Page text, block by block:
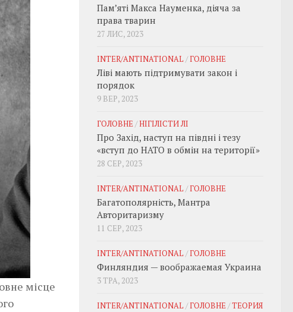
місце
Пам’яті Макса Науменка, діяча за
права тварин
27 ЛИС, 2023
INTER/ANTINATIONAL/ГОЛОВНЕ
Ліві мають підтримувати закон і
порядок
9 ВЕР, 2023
ГОЛОВНЕ/НІГІЛІСТИ ЛІ
Про Захід, наступ на півдні і тезу
«вступ до НАТО в обмін на території»
28 СЕР, 2023
INTER/ANTINATIONAL/ГОЛОВНЕ
Багатополярність, Мантра
Авторитаризму
11 СЕР, 2023
INTER/ANTINATIONAL/ГОЛОВНЕ
Финляндия — воображаемая Украина
3 ТРА, 2023
INTER/ANTINATIONAL/ГОЛОВНЕ/ТЕОРИЯ